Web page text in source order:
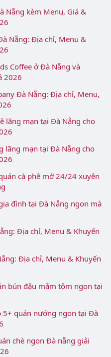
Nẵng kèm Menu, Giá &
Nẵng: Địa chỉ, Menu &
Coffee ở Đà Nẵng và
2026
Đà Nẵng: Địa chỉ, Menu,
lãng mạn tại Đà Nẵng cho
lãng mạn tại Đà Nẵng cho
cà phê mở 24/24 xuyên
đình tại Đà Nẵng ngon mà
Địa chỉ, Menu & Khuyến
Địa chỉ, Menu & Khuyến
bún đậu mắm tôm ngon tại
5+ quán nướng ngon tại Đà
chè ngon Đà nẵng giải